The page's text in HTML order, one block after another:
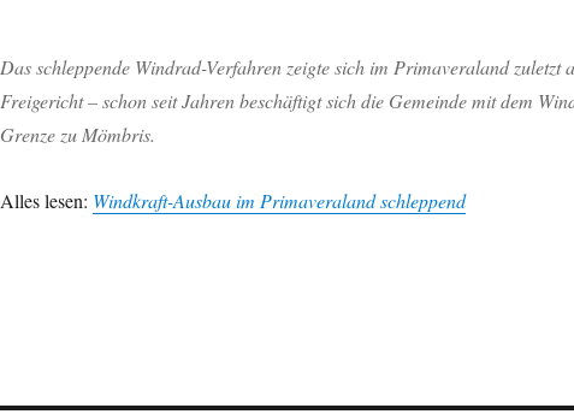
Das schleppende Windrad-Verfahren zeigte sich im Primaveraland zuletzt
Freigericht – schon seit Jahren beschäftigt sich die Gemeinde mit dem
Grenze zu Mömbris.
Alles lesen: Windkraft-Ausbau im Primaveraland schleppend